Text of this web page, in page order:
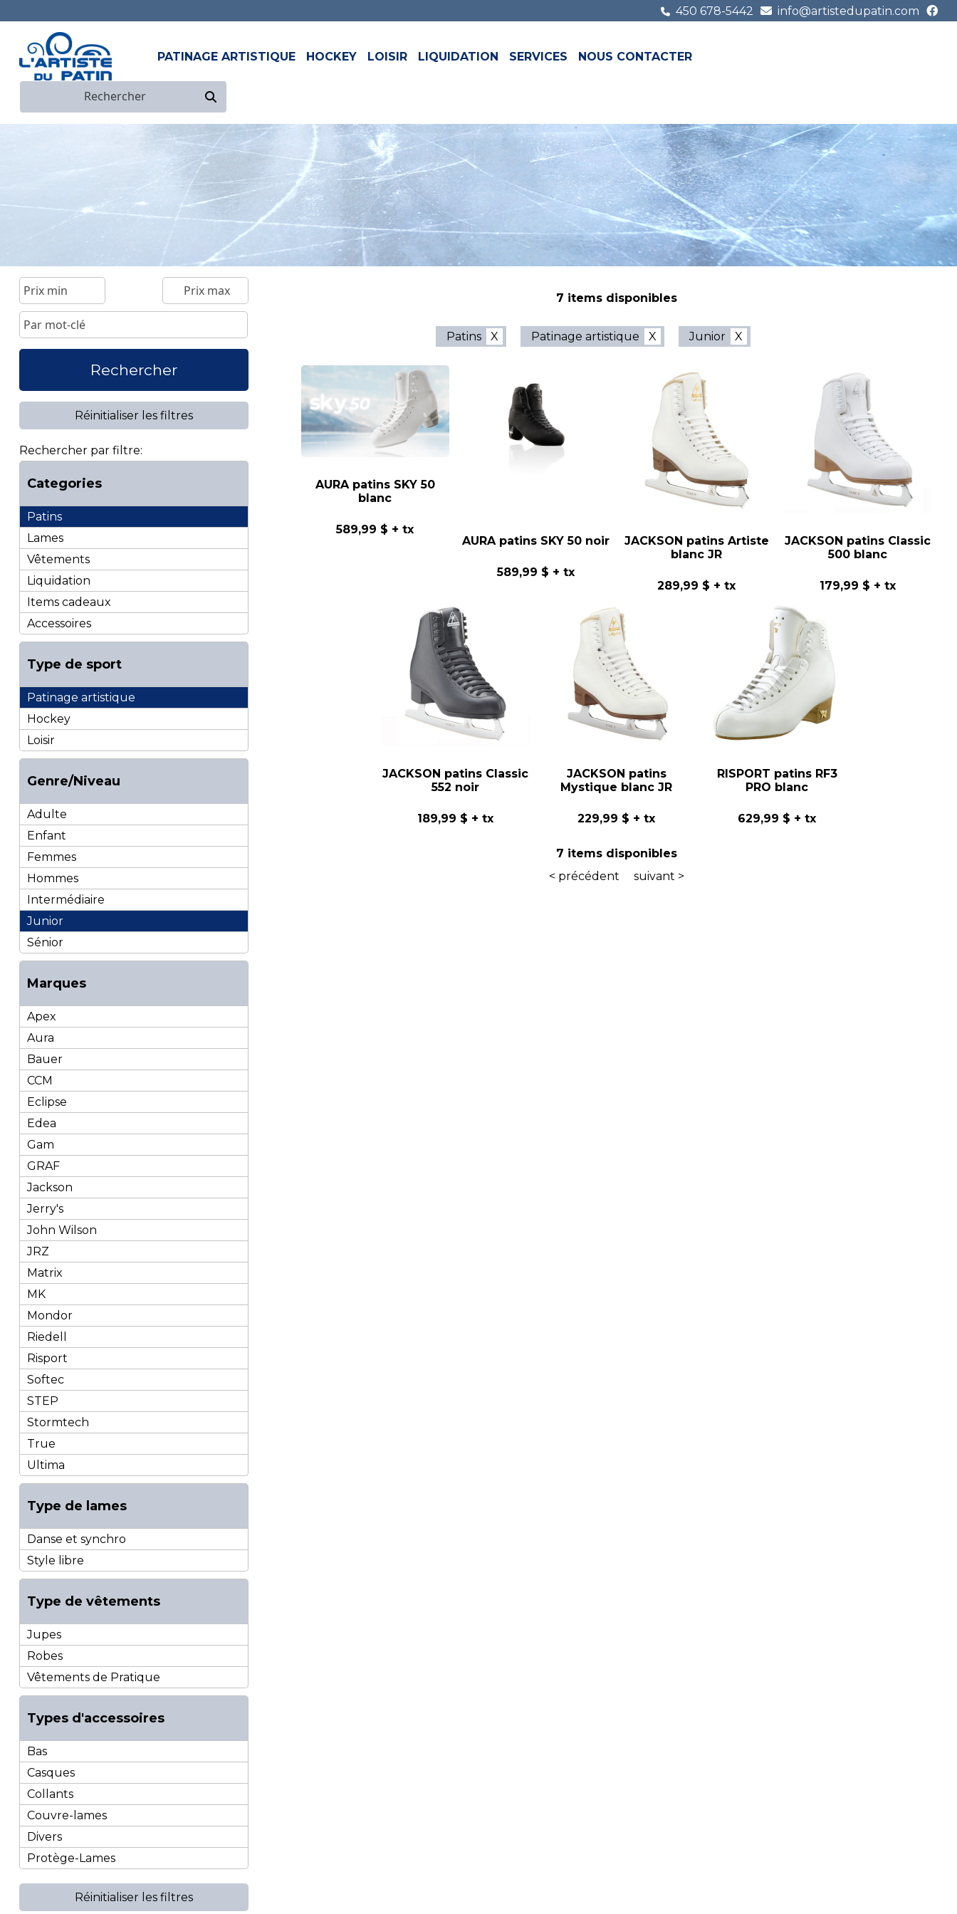
450 678-5442 info@artistedupatin.com
PATINAGE ARTISTIQUE HOCKEY LOISIR LIQUIDATION SERVICES NOUS CONTACTER
7 items disponibles
Rechercher
Réinitialiser les filtres
Rechercher par filtre:
Categories
Patins
Lames
Vêtements
Liquidation
Items cadeaux
Accessoires
Type de sport
Patinage artistique
Hockey
Loisir
Genre/Niveau
Adulte
Enfant
Femmes
Hommes
Intermédiaire
Junior
Sénior
Marques
Apex
Aura
Bauer
CCM
Eclipse
Edea
Gam
GRAF
Jackson
Jerry's
John Wilson
JRZ
Matrix
MK
Mondor
Riedell
Risport
Softec
STEP
Stormtech
True
Ultima
Type de lames
Danse et synchro
Style libre
Type de vêtements
Jupes
Robes
Vêtements de Pratique
Types d'accessoires
Bas
Casques
Collants
Couvre-lames
Divers
Protège-Lames
Réinitialiser les filtres
Patins Patinage artistique Junior
AURA patins SKY 50
blanc
589,99 $ + tx
AURA patins SKY 50 noir
589,99 $ + tx
JACKSON patins Artiste
blanc JR
289,99 $ + tx
JACKSON patins Classic
500 blanc
179,99 $ + tx
JACKSON patins Classic
552 noir
189,99 $ + tx
JACKSON patins
Mystique blanc JR
229,99 $ + tx
RISPORT patins RF3
PRO blanc
629,99 $ + tx
7 items disponibles
< précédent
suivant >